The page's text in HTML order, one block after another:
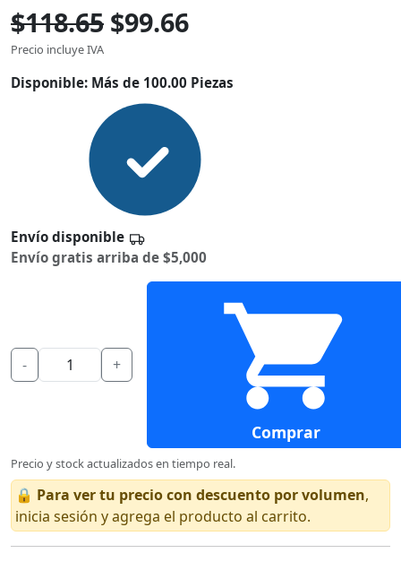
$118.65 $99.66
Precio incluye IVA
Disponible: Más de 100.00 Piezas
Envío disponible
Envío gratis arriba de $5,000
- +
Comprar
Precio y stock actualizados en tiempo real.
🔒 Para ver tu precio con descuento por volumen,
inicia sesión y agrega el producto al carrito.